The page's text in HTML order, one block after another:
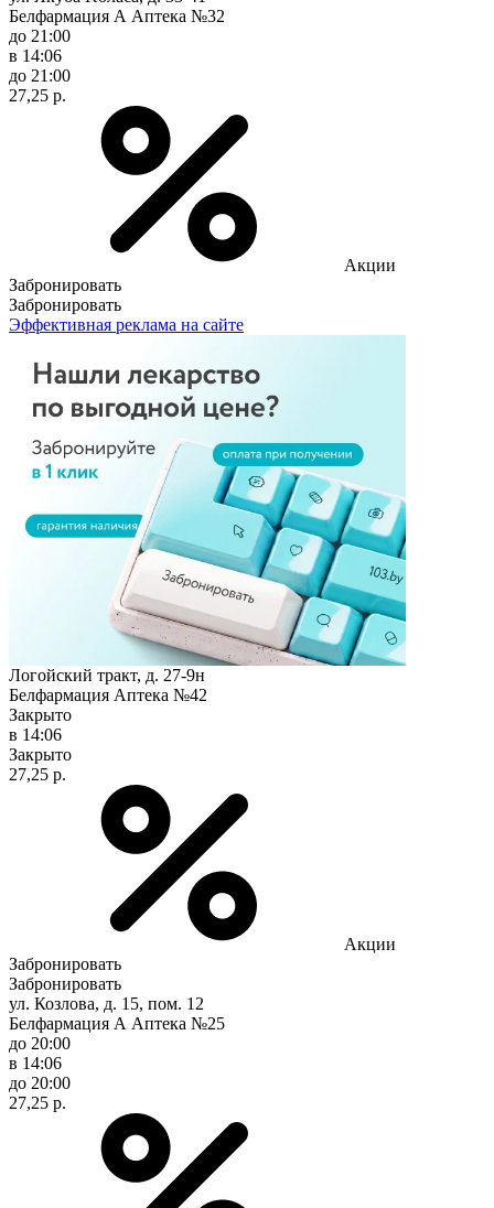
Белфармация А Аптека №32
до 21:00
в 14:06
до 21:00
27,25 р.
Акции
Забронировать
Забронировать
Эффективная реклама на сайте
Логойский тракт, д. 27-9н
Белфармация Аптека №42
Закрыто
в 14:06
Закрыто
27,25 р.
Акции
Забронировать
Забронировать
ул. Козлова, д. 15, пом. 12
Белфармация А Аптека №25
до 20:00
в 14:06
до 20:00
27,25 р.